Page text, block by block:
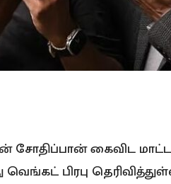
கைவிட
பிரபு